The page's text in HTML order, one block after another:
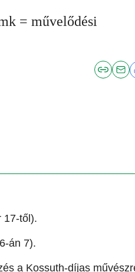
= művelődési
17-től).
án 7).
a Kossuth-díjas